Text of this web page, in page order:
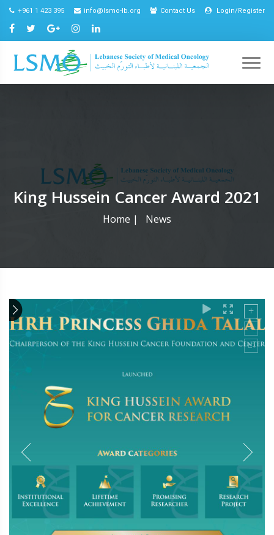
+961 1 423 395 info@lsmo-lb.org Contact Us Login/Register
King Hussein Cancer Award 2021
Home | News